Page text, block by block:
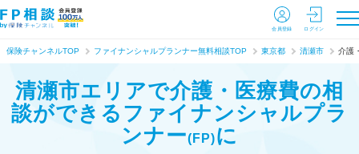
会員登録 ログイン
保険チャンネルTOP ファイナンシャルプランナー無料相談TOP 東京都 清瀬市 介護
清瀬市エリアで介護・医療費の相
談ができる ファイナンシャルプラ
ンナー(FP)に